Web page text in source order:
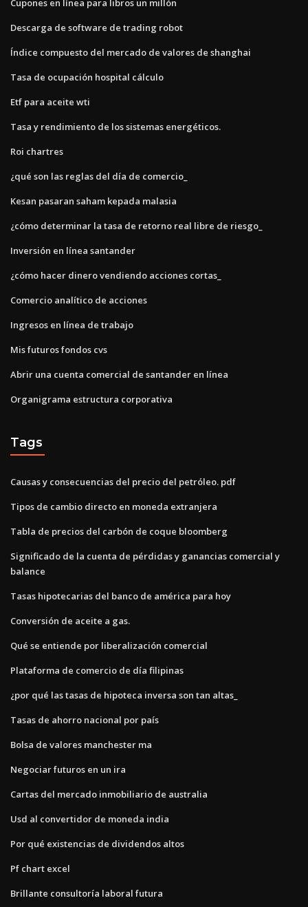
Cupones en línea para libros un millón
Descarga de software de trading robot
Índice compuesto del mercado de valores de shanghai
Tasa de ocupación hospital cálculo
Etf para aceite wti
Tasa y rendimiento de los sistemas energéticos.
Roi chartres
¿qué son las reglas del día de comercio_
Kesan pasaran saham kepada malasia
¿cómo determinar la tasa de retorno real libre de riesgo_
Inversión en línea santander
¿cómo hacer dinero vendiendo acciones cortas_
Comercio analítico de acciones
Ingresos en línea de trabajo
Mis futuros fondos cvs
Abrir una cuenta comercial de santander en línea
Organigrama estructura corporativa
Tags
Causas y consecuencias del precio del petróleo. pdf
Tipos de cambio directo en moneda extranjera
Tabla de precios del carbón de coque bloomberg
Significado de la cuenta de pérdidas y ganancias comercial y
balance
Tasas hipotecarias del banco de américa para hoy
Conversión de aceite a gas.
Qué se entiende por liberalización comercial
Plataforma de comercio de día filipinas
¿por qué las tasas de hipoteca inversa son tan altas_
Tasas de ahorro nacional por país
Bolsa de valores manchester ma
Negociar futuros en un ira
Cartas del mercado inmobiliario de australia
Usd al convertidor de moneda india
Por qué existencias de dividendos altos
Pf chart excel
Brillante consultoría laboral futura